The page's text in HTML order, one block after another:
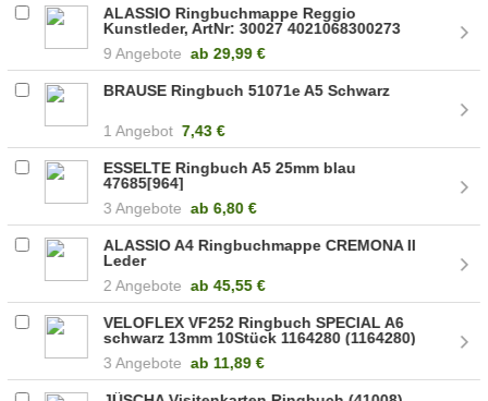
ALASSIO Ringbuchmappe Reggio
Kunstleder, ArtNr: 30027 4021068300273
9 Angebote ab 29,99 €
BRAUSE Ringbuch 51071e A5 Schwarz
1 Angebot 7,43 €
ESSELTE Ringbuch A5 25mm blau
47685[964]
3 Angebote ab 6,80 €
ALASSIO A4 Ringbuchmappe CREMONA II
Leder
2 Angebote ab45,55 €
VELOFLEX VF252 Ringbuch SPECIAL A6
schwarz 13mm 10Stück 1164280 (1164280)
3 Angebote ab 11,89 €